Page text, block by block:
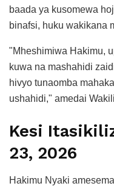
baada ya kusomewa
binafsi, huku wakikana
"Mheshimiwa Hakimu,
kuwa na mashahidi
hivyo tunaomba
ushahidi," amedai
Kesi
23, 2026
Hakimu Nyaki